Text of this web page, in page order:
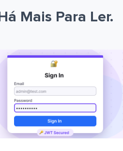
Há Mais Para Ler.